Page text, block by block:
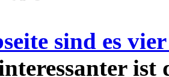
sind es